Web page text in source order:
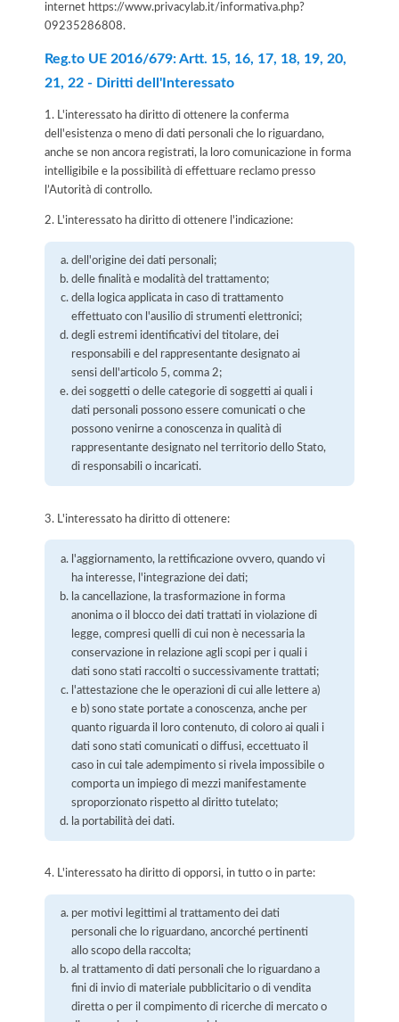
internet https://www.privacylab.it/informativa.php?
09235286808.
Reg.to UE 2016/679: Artt. 15, 16, 17, 18, 19, 20,
21, 22 - Diritti dell'Interessato
1. L'interessato ha diritto di ottenere la conferma
dell'esistenza o meno di dati personali che lo riguardano,
anche se non ancora registrati, la loro comunicazione in forma
intelligibile e la possibilità di effettuare reclamo presso
l’Autorità di controllo.
2. L'interessato ha diritto di ottenere l'indicazione:
dell'origine dei dati personali;
delle finalità e modalità del trattamento;
della logica applicata in caso di trattamento
effettuato con l'ausilio di strumenti elettronici;
degli estremi identificativi del titolare, dei
responsabili e del rappresentante designato ai
sensi dell'articolo 5, comma 2;
dei soggetti o delle categorie di soggetti ai quali i
dati personali possono essere comunicati o che
possono venirne a conoscenza in qualità di
rappresentante designato nel territorio dello Stato,
di responsabili o incaricati.
3. L'interessato ha diritto di ottenere:
l'aggiornamento, la rettificazione ovvero, quando vi
ha interesse, l'integrazione dei dati;
la cancellazione, la trasformazione in forma
anonima o il blocco dei dati trattati in violazione di
legge, compresi quelli di cui non è necessaria la
conservazione in relazione agli scopi per i quali i
dati sono stati raccolti o successivamente trattati;
l'attestazione che le operazioni di cui alle lettere a)
e b) sono state portate a conoscenza, anche per
quanto riguarda il loro contenuto, di coloro ai quali i
dati sono stati comunicati o diffusi, eccettuato il
caso in cui tale adempimento si rivela impossibile o
comporta un impiego di mezzi manifestamente
sproporzionato rispetto al diritto tutelato;
la portabilità dei dati.
4. L'interessato ha diritto di opporsi, in tutto o in parte:
per motivi legittimi al trattamento dei dati
personali che lo riguardano, ancorché pertinenti
allo scopo della raccolta;
al trattamento di dati personali che lo riguardano a
fini di invio di materiale pubblicitario o di vendita
diretta o per il compimento di ricerche di mercato o